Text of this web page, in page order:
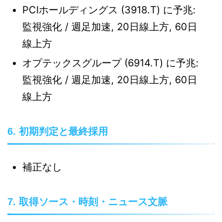
PCIホールディングス (3918.T) に予兆:
監視強化 / 週足加速, 20日線上方, 60日
線上方
オプテックスグループ (6914.T) に予兆:
監視強化 / 週足加速, 20日線上方, 60日
線上方
6. 初期判定と最終採用
補正なし
7. 取得ソース・時刻・ニュース文脈